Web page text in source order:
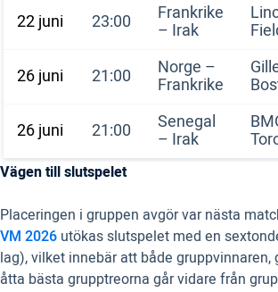
22 juni
23:00 Frankrike
– Irak
26 juni
21:00 Norge –
Frankrike
26 juni
21:00 Senegal
– Irak
Vägen till slutspelet
Placeringen i gruppen avgör var nästa
VM 2026 utökas slutspelet med en
lag), vilket innebär att både gruppvinnaren,
åtta bästa grupptreorna går vidare från